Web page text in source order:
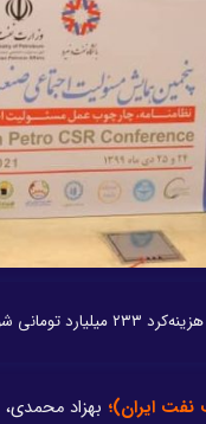
در سال ۹۸ خبر داد.
ایران)؛